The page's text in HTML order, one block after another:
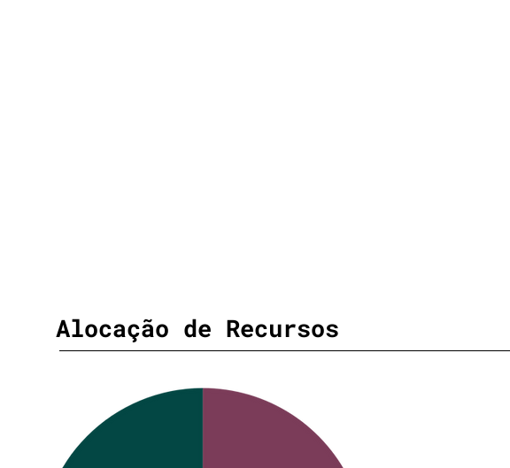
Alocação de Recursos